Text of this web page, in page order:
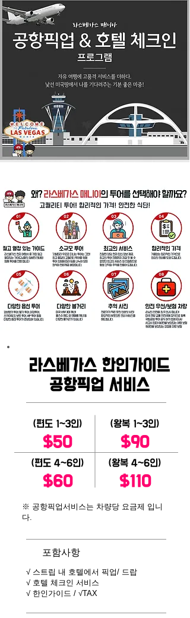
라스베가스 한인가이드
공항픽업 서비스
(왕복 1~3인)
$90
(왕복 4~6인)
$110
(편도 1~3인)
$50
(편도 4~6인)
$60
※ 공항픽업서비스는 차량당 요금제 입니
다.
​포함사항
√ 스트립 내 호텔에서 픽업/ 드랍
√ 호텔 체크인 서비스
√ 한인가이드 / √TAX